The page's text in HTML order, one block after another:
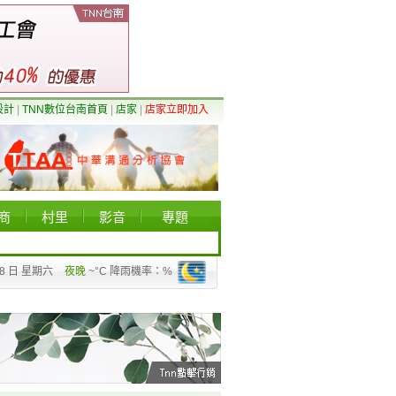
計 TNN數位台南首頁 店家 店家立即加入
村里 影音 專題
日 星期六 夜晚 ~°C 降雨機率：%